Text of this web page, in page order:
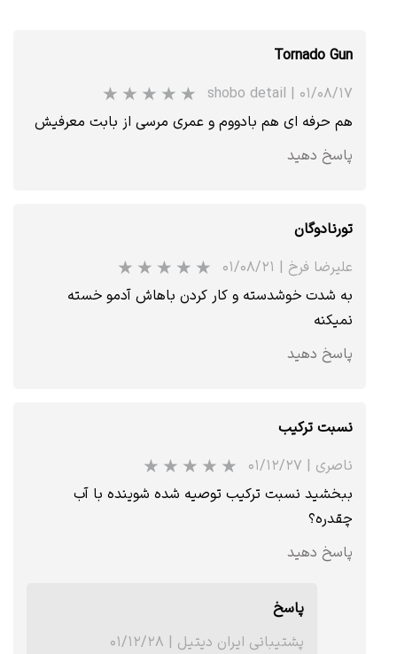
Tornado Gun
shobo detail | ۰۱/۰۸/۱۷
هم حرفه ای هم بادووم و عمری مرسی از بابت معرفیش
پاسخ دهید
تورنادوگان
علیرضا فرخ | ۰۱/۰۸/۲۱
به شدت خوشدسته و کار کردن باهاش آدمو خسته
نمیکنه
پاسخ دهید
نسبت ترکیب
ناصری | ۰۱/۱۲/۲۷
ببخشید نسبت ترکیب توصیه شده شوینده با آب
چقدره؟
پاسخ دهید
پاسخ
پشتیبانی ایران دیتیل | ۰۱/۱۲/۲۸